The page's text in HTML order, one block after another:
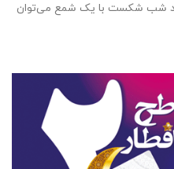
شب شکست با یک شمع می‌توان